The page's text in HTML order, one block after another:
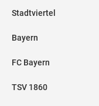
Stadtviertel
Bayern
FC Bayern
TSV 1860